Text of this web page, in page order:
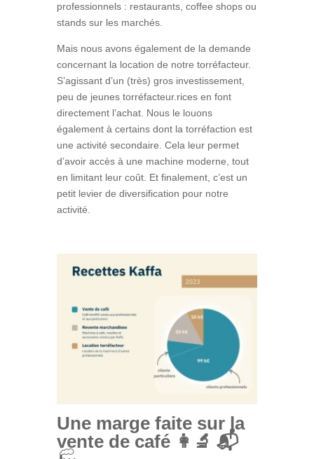
professionnels : restaurants, coffee shops ou
stands sur les marchés.
Mais nous avons également de la demande
concernant la location de notre torréfacteur.
S’agissant d’un (très) gros investissement,
peu de jeunes torréfacteur.rices en font
directement l’achat. Nous le louons
également à certains dont la torréfaction est
une activité secondaire. Cela leur permet
d’avoir accès à une machine moderne, tout
en limitant leur coût. Et finalement, c’est un
petit levier de diversification pour notre
activité.
Une marge faite sur la
vente de café 👩‍🔬 📬